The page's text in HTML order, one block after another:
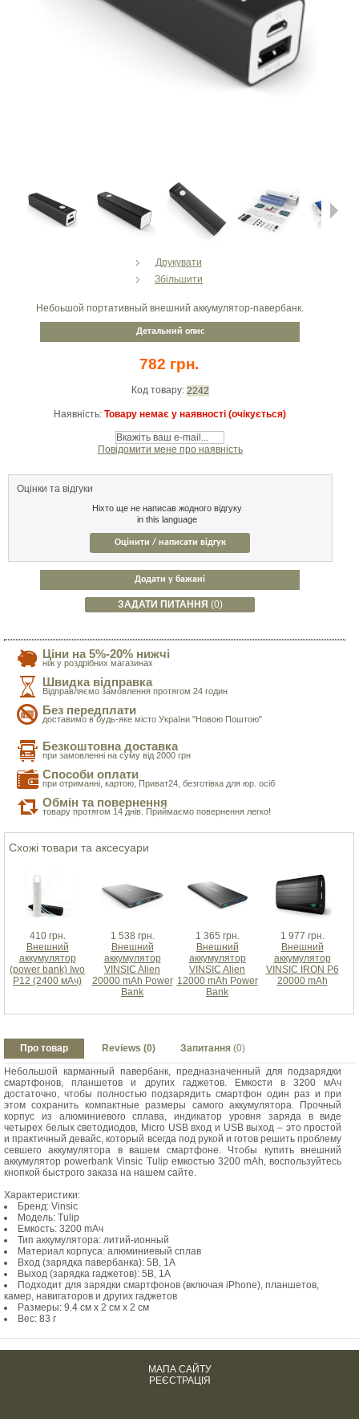
Друкувати
Збільшити
Небоьшой портативный внешний аккумулятор-павербанк.
Детальний опис
782 грн.
Код товару: 2242
Наявність: Товару немає у наявності (очікується)
Повідомити мене про наявність
Оцінки та відгуки
Ніхто ще не написав жодного відгуку
in this language
Оцінити / написати відгук
Додати у бажані
ЗАДАТИ ПИТАННЯ (0)
Ціни на 5%-20% нижчі
ніж у роздрібних магазинах
Швидка відправка
Відправляємо замовлення протягом 24 годин
Без передплати
доставимо в будь-яке місто України "Новою Поштою"
Безкоштовна доставка
при замовленні на суму від 2000 грн
Способи оплати
при отриманні, картою, Приват24, безготівка для юр. осіб
Обмін та повернення
товару протягом 14 днів. Приймаємо повернення легко!
Схожі товари та аксесуари
410 грн.
Внешний
аккумулятор
(power bank) Iwo
P12 (2400 мАч)
1 538 грн.
Внешний
аккумулятор
VINSIC Alien
20000 mAh Power
Bank
1 365 грн.
Внешний
аккумулятор
VINSIC Alien
12000 mAh Power
Bank
1 977 грн.
Внешний
аккумулятор
VINSIC IRON P6
20000 mAh
Про товар Reviews (0) Запитання (0)
Небольшой карманный павербанк, предназначенный для подзарядки
смартфонов, планшетов и других гаджетов. Емкости в 3200 мАч
достаточно, чтобы полностью подзарядить смартфон один раз и при
этом сохранить компактные размеры самого аккумулятора. Прочный
корпус из алюминиевого сплава, индикатор уровня заряда в виде
четырех белых светодиодов, Micro USB вход и USB выход – это простой
и практичный девайс, который всегда под рукой и готов решить проблему
севшего аккумулятора в вашем смартфоне. Чтобы купить внешний
аккумулятор powerbank Vinsic Tulip емкостью 3200 mAh, воспользуйтесь
кнопкой быстрого заказа на нашем сайте.
Характеристики:
Бренд: Vinsic
Модель: Tulip
Емкость: 3200 mАч
Тип аккумулятора: литий-ионный
Материал корпуса: алюминиевый сплав
Вход (зарядка павербанка): 5В, 1А
Выход (зарядка гаджетов): 5В, 1А
Подходит для зарядки смартфонов (включая iPhone), планшетов,
камер, навигаторов и других гаджетов
Размеры: 9.4 см х 2 см х 2 см
Вес: 83 г
МАПА САЙТУ
РЕЄСТРАЦІЯ